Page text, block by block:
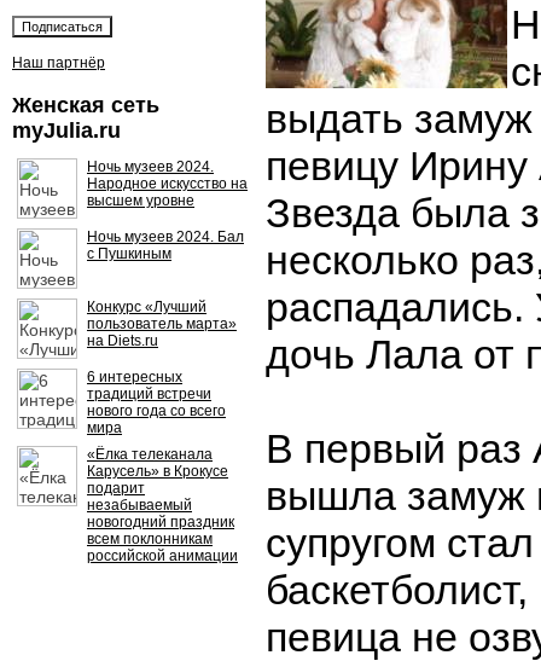
Наш партнёр
Женская сеть
myJulia.ru
Ночь музеев 2024.
Народное искусство на
высшем уровне
Ночь музеев 2024. Бал
с Пушкиным
Конкурс «Лучший
пользователь марта»
на Diets.ru
6 интересных
традиций встречи
нового года со всего
мира
«Ёлка телеканала
Карусель» в Крокусе
подарит
незабываемый
новогодний праздник
всем поклонникам
российской анимации
выдать
певицу Ирину
Звезда была
несколько
дочь Лала от
В первый раз
вышла замуж
супругом
певица не